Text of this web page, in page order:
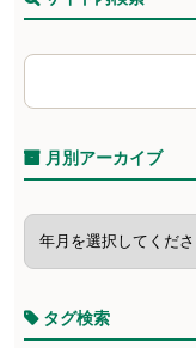
月別アーカイブ
タグ検索